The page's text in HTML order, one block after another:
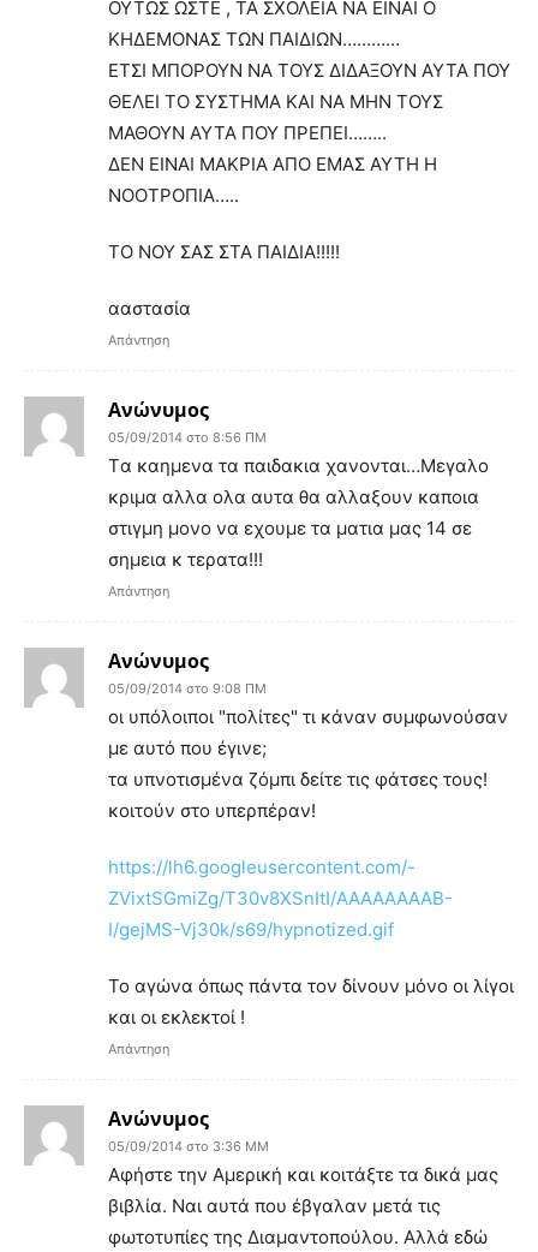
ΟΥΤΩΣ ΩΣΤΕ , ΤΑ ΣΧΟΛΕΙΑ ΝΑ ΕΙΝΑΙ Ο
ΚΗΔΕΜΟΝΑΣ ΤΩΝ ΠΑΙΔΙΩΝ…………
ΕΤΣΙ ΜΠΟΡΟΥΝ ΝΑ ΤΟΥΣ ΔΙΔΑΞΟΥΝ ΑΥΤΑ ΠΟΥ
ΘΕΛΕΙ ΤΟ ΣΥΣΤΗΜΑ ΚΑΙ ΝΑ ΜΗΝ ΤΟΥΣ
ΜΑΘΟΥΝ ΑΥΤΑ ΠΟΥ ΠΡΕΠΕΙ……..
ΔΕΝ ΕΙΝΑΙ ΜΑΚΡΙΑ ΑΠΟ ΕΜΑΣ ΑΥΤΗ Η
ΝΟΟΤΡΟΠΙΑ…..
ΤΟ ΝΟΥ ΣΑΣ ΣΤΑ ΠΑΙΔΙΑ!!!!!
ααστασία
Απάντηση
Ανώνυμος
05/09/2014 στο 8:56 ΠΜ
Tα καημενα τα παιδακια χανονται…Μεγαλο
κριμα αλλα ολα αυτα θα αλλαξουν καποια
στιγμη μονο να εχουμε τα ματια μας 14 σε
σημεια κ τερατα!!!
Απάντηση
Ανώνυμος
05/09/2014 στο 9:08 ΠΜ
οι υπόλοιποι "πολίτες" τι κάναν συμφωνούσαν
με αυτό που έγινε;
τα υπνοτισμένα ζόμπι δείτε τις φάτσες τους!
κοιτούν στο υπερπέραν!
https://lh6.googleusercontent.com/-
ZVixtSGmiZg/T30v8XSnItI/AAAAAAAAB-
I/gejMS-Vj30k/s69/hypnotized.gif
Το αγώνα όπως πάντα τον δίνουν μόνο οι λίγοι
και οι εκλεκτοί !
Απάντηση
Ανώνυμος
05/09/2014 στο 3:36 ΜΜ
Αφήστε την Αμερική και κοιτάξτε τα δικά μας
βιβλία. Ναι αυτά που έβγαλαν μετά τις
φωτοτυπίες της Διαμαντοπούλου. Αλλά εδώ